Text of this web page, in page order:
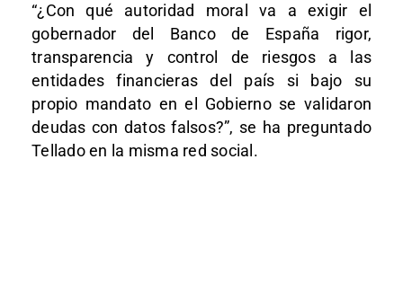
“¿Con qué autoridad moral va a exigir el
gobernador del Banco de España rigor,
transparencia y control de riesgos a las
entidades financieras del país si bajo su
propio mandato en el Gobierno se validaron
deudas con datos falsos?”, se ha preguntado
Tellado en la misma red social.